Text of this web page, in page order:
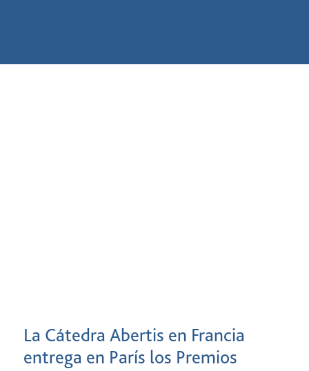
La Cátedra Abertis en Francia
entrega en París los Premios